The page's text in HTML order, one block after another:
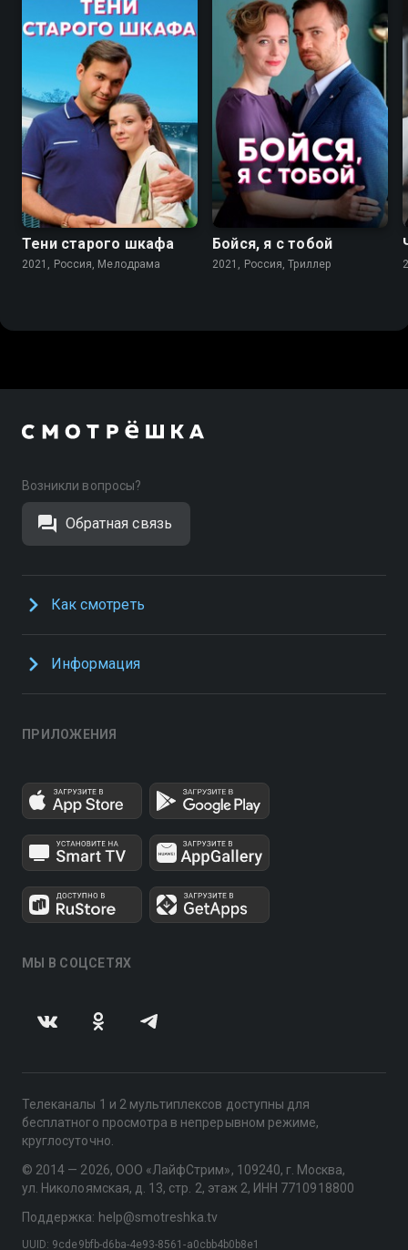
7.2
Тени старого шкафа
2021, Россия, Мелодрама
6.0
Бойся, я с тобой
2021, Россия, Триллер
Возникли вопросы?
Обратная связь
Как смотреть
Информация
ПРИЛОЖЕНИЯ
МЫ В СОЦСЕТЯХ
Телеканалы 1 и 2 мультиплексов доступны для
бесплатного просмотра в непрерывном режиме,
круглосуточно.
© 2014 — 2026, ООО «ЛайфСтрим», 109240, г. Москва,
ул. Николоямская, д. 13, стр. 2, этаж 2, ИНН 7710918800
Поддержка: help@smotreshka.tv
UUID: 9cde9bfb-d6ba-4e93-8561-a0cbb4b0b8e1